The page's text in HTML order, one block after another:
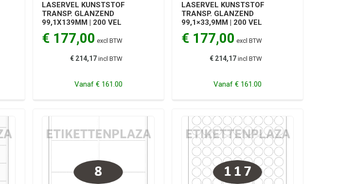
LASERVEL KUNSTSTOF
TRANSP. GLANZEND
99,1X139MM | 200 VEL
€ 177,00 excl BTW
€ 214,17incl BTW
Vanaf € 161.00
LASERVEL KUNSTSTOF
TRANSP. GLANZEND
99,1×33,9MM | 200 VEL
€ 177,00 excl BTW
€ 214,17 incl BTW
Vanaf € 161.00